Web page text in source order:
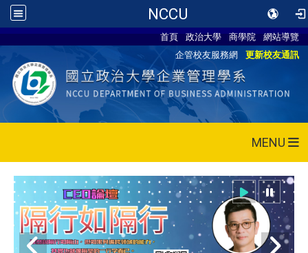
NCCU
首頁 政治大學 商學院
網站導覽
企管校友服務網
更新校友通訊
MENU